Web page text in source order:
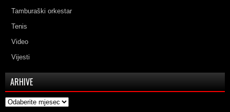
Tamburaški orkestar
Tenis
Video
Vijesti
ARHIVE
Arhive